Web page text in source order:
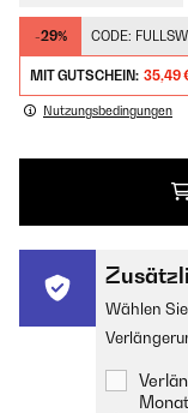
-29% CODE:
MIT GUTSCHEIN: 35,49
Nutzungsbedingungen
Wählen